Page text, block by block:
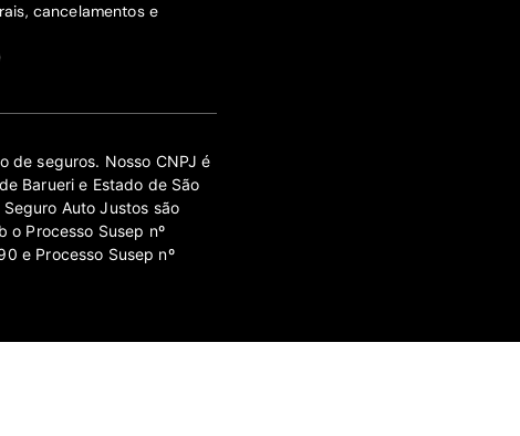
cancelamentos e
de seguros. Nosso CNPJ é
Barueri e Estado de São
Auto Justos são
o Processo Susep nº
e Processo Susep nº